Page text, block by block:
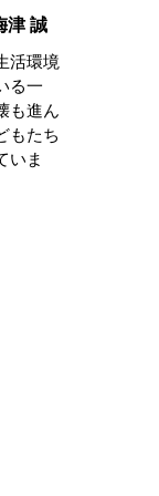
津 誠
活環境
る一
も進ん
もたち
いま